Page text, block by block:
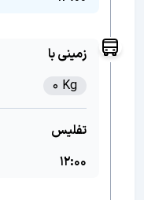
زمینی با
0 Kg
تفلیس
12:00